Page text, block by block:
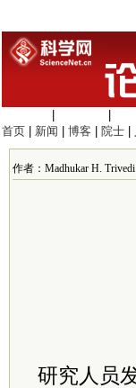
首页
新闻 博客 院士
作者：Madhukar H.
研究人员